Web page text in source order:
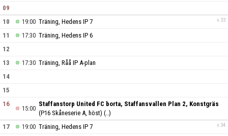
09
v.33
10 19:00 Träning, Hedens IP 7
11
17:30 Träning, Hedens IP 6
12
13
17:30 Träning, Råå IP A-plan
14
15
16
15:00
Staffanstorp United FC borta, Staffansvallen Plan 2, Konstgräs
(P16 Skåneserie A, höst) (..)
v.34
17 19:00 Träning, Hedens IP 7